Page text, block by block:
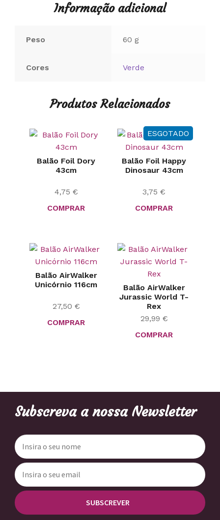
Informação adicional
Peso 60 g
Cores Verde
Produtos Relacionados
Balão Foil Dory
43cm
4,75 €
COMPRAR
ESGOTADO
Balão Foil Happy
Dinosaur 43cm
3,75 €
COMPRAR
Balão AirWalker
Unicórnio 116cm
27,50 €
COMPRAR
Balão AirWalker
Jurassic World T-
Rex
29,99 €
COMPRAR
Subscreva a nossa Newsletter